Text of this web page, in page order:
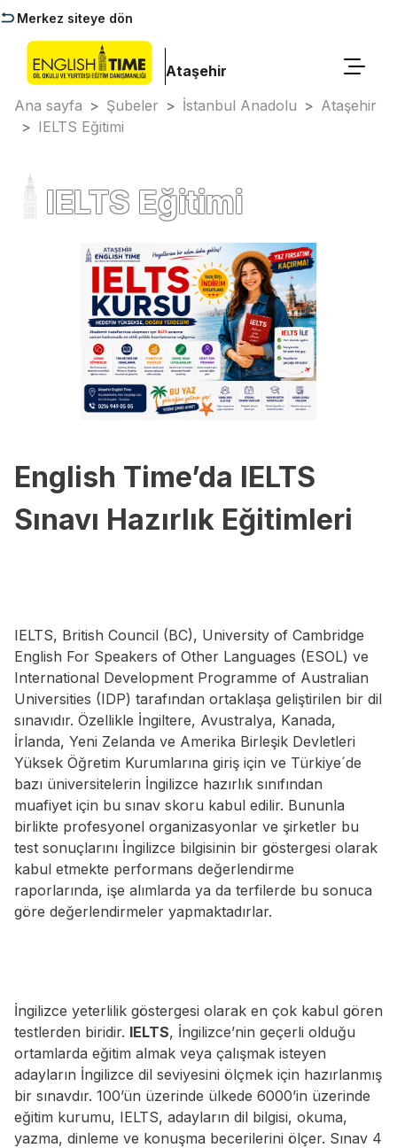
Merkez siteye dön
Ataşehir
Ana sayfa > Şubeler > İstanbul Anadolu > Ataşehir
> IELTS Eğitimi
IELTS Eğitimi
English Time’da IELTS
Sınavı Hazırlık Eğitimleri
IELTS, British Council (BC), University of Cambridge
English For Speakers of Other Languages (ESOL) ve
International Development Programme of Australian
Universities (IDP) tarafından ortaklaşa geliştirilen bir dil
sınavıdır. Özellikle İngiltere, Avustralya, Kanada,
İrlanda, Yeni Zelanda ve Amerika Birleşik Devletleri
Yüksek Öğretim Kurumlarına giriş için ve Türkiye´de
bazı üniversitelerin İngilizce hazırlık sınıfından
muafiyet için bu sınav skoru kabul edilir. Bununla
birlikte profesyonel organizasyonlar ve şirketler bu
test sonuçlarını İngilizce bilgisinin bir göstergesi olarak
kabul etmekte performans değerlendirme
raporlarında, işe alımlarda ya da terfilerde bu sonuca
göre değerlendirmeler yapmaktadırlar.
İngilizce yeterlilik göstergesi olarak en çok kabul gören
testlerden biridir. IELTS, İngilizce’nin geçerli olduğu
ortamlarda eğitim almak veya çalışmak isteyen
adayların İngilizce dil seviyesini ölçmek için hazırlanmış
bir sınavdır. 100’ün üzerinde ülkede 6000’in üzerinde
eğitim kurumu, IELTS, adayların dil bilgisi, okuma,
yazma, dinleme ve konuşma becerilerini ölçer. Sınav 4